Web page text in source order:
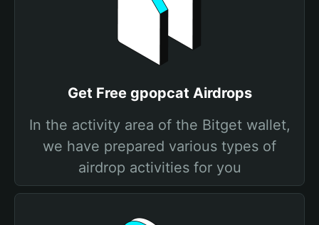
Get Free gpopcat Airdrops
In the activity area of the Bitget wallet,
we have prepared various types of
airdrop activities for you